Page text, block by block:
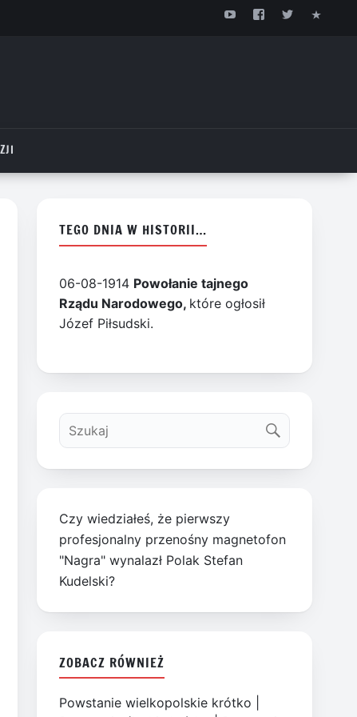
TEGO DNIA W HISTORII…
06-08-1914 Powołanie tajnego
Rządu Narodowego, które ogłosił
Józef Piłsudski.
Czy wiedziałeś, że pierwszy
profesjonalny przenośny magnetofon
"Nagra" wynalazł Polak Stefan
Kudelski?
ZOBACZ RÓWNIEŻ
Powstanie wielkopolskie krótko